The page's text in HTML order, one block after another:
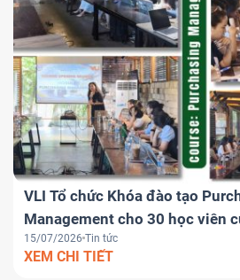
VLI Tổ chức Khóa đào tạo
Management cho 30 học viên
Nam
15/07/2026 Tin tức
XEM CHI TIẾT